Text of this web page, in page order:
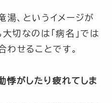
、というイメージが
切なのは「病名」では
わせることです。
悸がしたり疲れてしま